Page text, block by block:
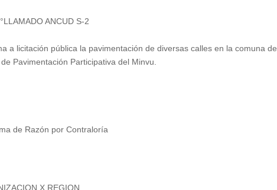
ANCUD S-2
a licitación pública la pavimentación de diversas calles en la comuna de
Pavimentación Participativa del Minvu.
de Razón por Contraloría
X REGION